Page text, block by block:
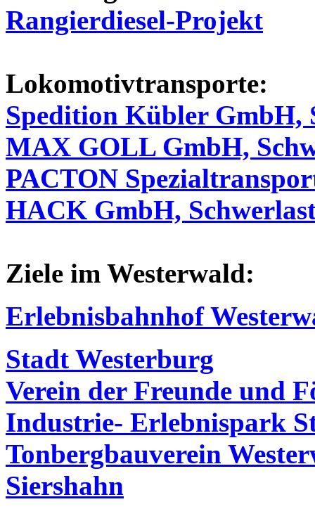
Rangierdiesel-Projekt
Lokomotivtransporte:
Spedition Kübler GmbH,
MAX GOLL GmbH,
PACTON
HACK GmbH,
Ziele im Westerwald:
Erlebnisbahnhof
Stadt Westerburg
Verein der Freunde und
Industrie- Erlebnispark
Tonbergbauverein
Siershahn